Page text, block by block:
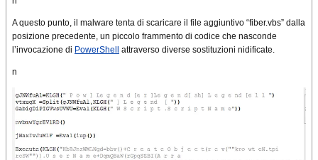
A questo punto, il malware tenta di scaricare il file aggiuntivo “fiber.vbs” dalla
posizione precedente, un piccolo frammento di codice che nasconde
l’invocazione di PowerShell attraverso diverse sostituzioni nidificate.
n